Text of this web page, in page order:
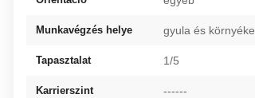
Munkavégzés helye gyula és környéke
Tapasztalat 1/5
Karrierszint ------